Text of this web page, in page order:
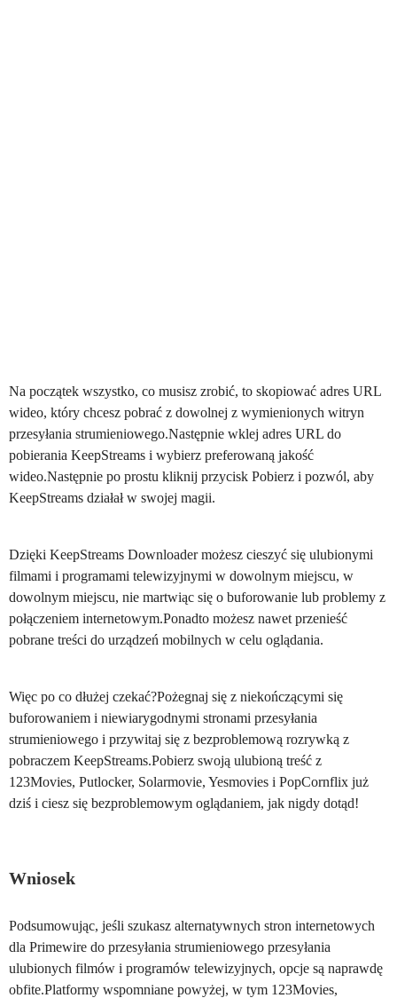
Na początek wszystko, co musisz zrobić, to skopiować adres URL
wideo, który chcesz pobrać z dowolnej z wymienionych witryn
przesyłania strumieniowego.Następnie wklej adres URL do
pobierania KeepStreams i wybierz preferowaną jakość
wideo.Następnie po prostu kliknij przycisk Pobierz i pozwól, aby
KeepStreams działał w swojej magii.
Dzięki KeepStreams Downloader możesz cieszyć się ulubionymi
filmami i programami telewizyjnymi w dowolnym miejscu, w
dowolnym miejscu, nie martwiąc się o buforowanie lub problemy z
połączeniem internetowym.Ponadto możesz nawet przenieść
pobrane treści do urządzeń mobilnych w celu oglądania.
Więc po co dłużej czekać?Pożegnaj się z niekończącymi się
buforowaniem i niewiarygodnymi stronami przesyłania
strumieniowego i przywitaj się z bezproblemową rozrywką z
pobraczem KeepStreams.Pobierz swoją ulubioną treść z
123Movies, Putlocker, Solarmovie, Yesmovies i PopCornflix już
dziś i ciesz się bezproblemowym oglądaniem, jak nigdy dotąd!
Wniosek
Podsumowując, jeśli szukasz alternatywnych stron internetowych
dla Primewire do przesyłania strumieniowego przesyłania
ulubionych filmów i programów telewizyjnych, opcje są naprawdę
obfite.Platformy wspomniane powyżej, w tym 123Movies,